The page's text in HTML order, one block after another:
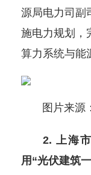
源局电力司副
施电力规划，
算力系统与能
图片来源
2. 上海
用“光伏建筑